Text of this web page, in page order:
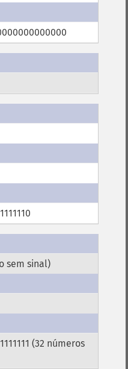
sem sinal)
(32 números